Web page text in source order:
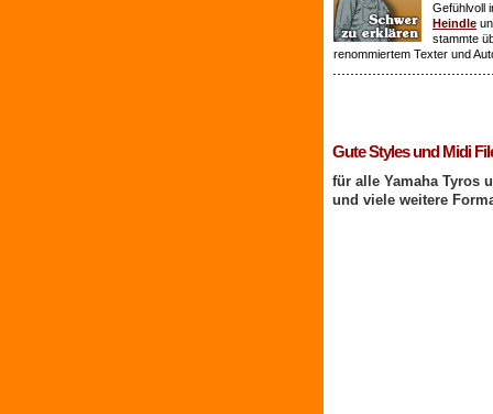
Gefühlvoll
Heindle
stammte
renommiertem Texter und
Gute Styles und Midi
für alle Yamaha Tyros
und viele weitere